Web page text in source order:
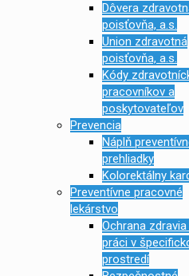
Dôvera
poisťovňa, a.s.
Union zdravotná
poisťovňa, a.s.
Kódy
pracovníkov a
poskytovateľov
Prevencia
Náplň
prehliadky
Kolorektálny
Preventívne pracovné
lekárstvo
Ochrana zdravia
práci v
prostredí